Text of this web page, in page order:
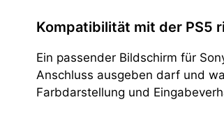
Kompatibilität mit der PS5
Ein passender Bildschirm für
Anschluss ausgeben darf und
Farbdarstellung und